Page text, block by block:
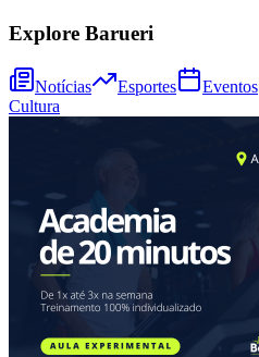
Explore Barueri
Notícias Esportes Eventos
Cultura